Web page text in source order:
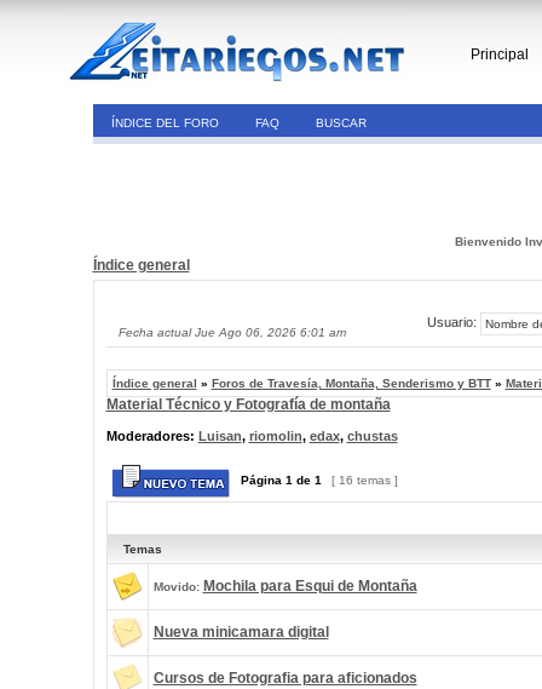
Principal
ÍNDICE DEL FORO FAQ BUSCAR
Bienvenido
Índice general
Fecha actual Jue Ago 06, 2026 6:01 am
Usuario:
Índice general » Foros de Travesía, Montaña, Senderismo y BTT»
Material Técnico y Fotografía de montaña
Moderadores: Luisan, riomolin, edax, chustas
Página 1 de 1 [ 16 temas ]
Temas
Movido: Mochila para Esqui de Montaña
Nueva minicamara digital
Cursos de Fotografia para aficionados